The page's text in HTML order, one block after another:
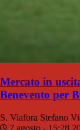
Mercato in
Benevento per
S. Viafora Stefano
7 agosto - 15:28